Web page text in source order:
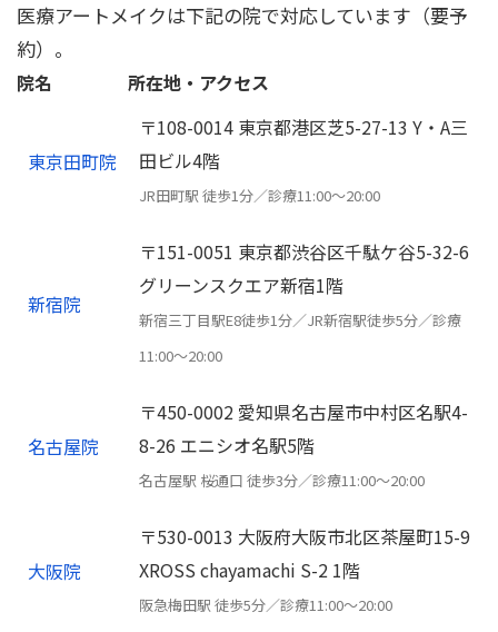
医療アートメイクは下記の院で対応しています（要予
約）。
院名 所在地・アクセス
東京田町院
〒108-0014 東京都港区芝5-27-13 Y・A三
田ビル4階
JR田町駅 徒歩1分／診療11:00〜20:00
新宿院
〒151-0051 東京都渋谷区千駄ケ谷5-32-6
グリーンスクエア新宿1階
新宿三丁目駅E8徒歩1分／JR新宿駅徒歩5分／診療
11:00〜20:00
名古屋院
〒450-0002 愛知県名古屋市中村区名駅4-
8-26 エニシオ名駅5階
名古屋駅 桜通口 徒歩3分／診療11:00〜20:00
大阪院
〒530-0013 大阪府大阪市北区茶屋町15-9
XROSS chayamachi S-2 1階
阪急梅田駅 徒歩5分／診療11:00〜20:00